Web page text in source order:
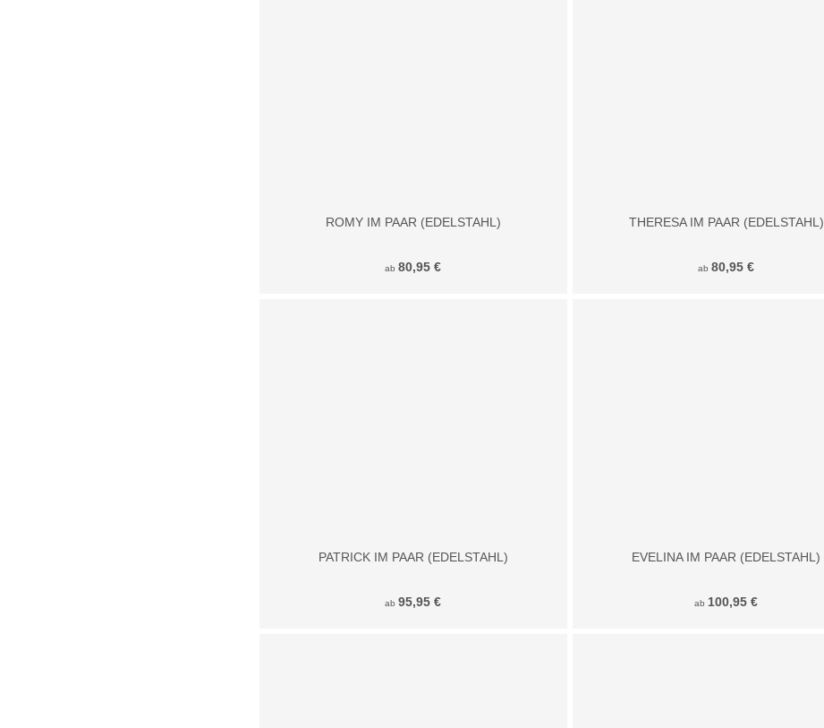
ROMY IM PAAR (EDELSTAHL)
ab80,95 €
THERESA IM PAAR (EDELSTAHL)
ab80,95 €
PATRICK IM PAAR (EDELSTAHL)
ab95,95 €
EVELINA IM PAAR (EDELSTAHL)
ab 100,95 €